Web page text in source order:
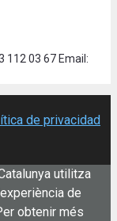
112 03 67 Email:
de privacidad
utilitza
de
obtenir més